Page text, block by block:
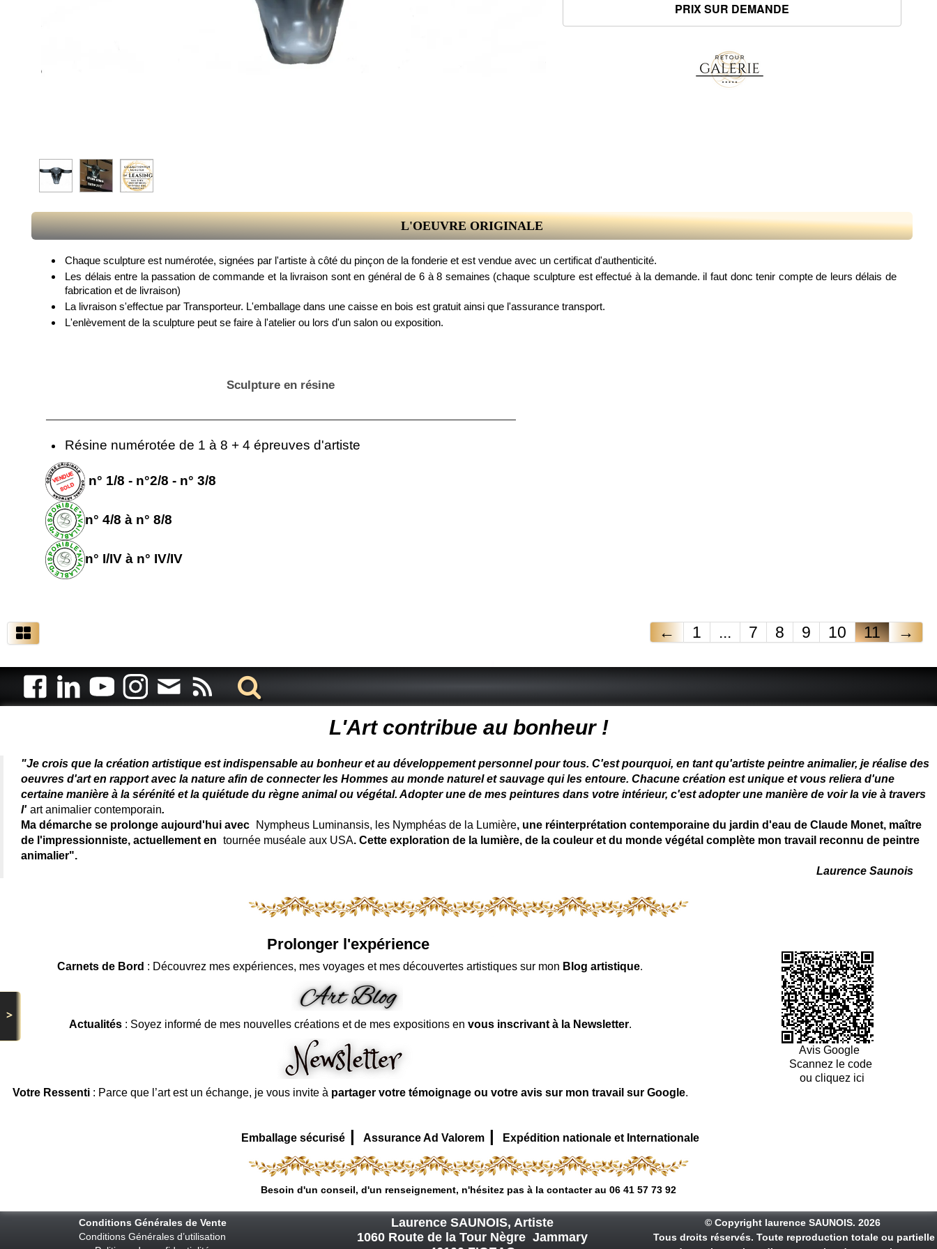
>
L'OEUVRE ORIGINALE
Chaque sculpture est numérotée, signées par l'artiste à côté du pinçon de la fonderie et est vendue avec un certificat d'authenticité.
Les délais entre la passation de commande et la livraison sont en général de 6 à 8 semaines (chaque sculpture est effectué à la demande. il faut donc tenir compte de leurs délais de
fabrication et de livraison)
La livraison s'effectue par Transporteur. L'emballage dans une caisse en bois est gratuit ainsi que l'assurance transport.
L'enlèvement de la sculpture peut se faire à l'atelier ou lors d'un salon ou exposition.
Sculpture en résine
Résine numérotée de 1 à 8 + 4 épreuves d'artiste
n° 1/8 - n°2/8 - n° 3/8
n° 4/8 à n° 8/8
n° I/IV à n° IV/IV
← 1 ... 7 8 9 10 11 →
L'Art contribue au bonheur !
"Je crois que la création artistique est indispensable au bonheur et au développement personnel pour tous. C'est pourquoi, en tant qu'artiste peintre animalier, je réalise des
oeuvres d'art en rapport avec la nature afin de connecter les Hommes au monde naturel et sauvage qui les entoure. Chacune création est unique et vous reliera d'une
certaine manière à la sérénité et la quiétude du règne animal ou végétal. Adopter une de mes peintures dans votre intérieur, c'est adopter une manière de voir la vie à travers
l' art animalier contemporain.
Ma démarche se prolonge aujourd'hui avec
Nympheus Luminansis, les Nymphéas de la Lumière, une réinterprétation contemporaine du jardin d'eau de Claude Monet, maître
de l'impressionniste, actuellement en tournée muséale aux USA. Cette exploration de la lumière, de la couleur et du monde végétal complète mon travail reconnu de peintre
animalier".
Laurence Saunois
Prolonger l'expérience
Carnets de Bord : Découvrez mes expériences, mes voyages et mes découvertes artistiques sur mon Blog artistique.
Actualités: Soyez informé de mes nouvelles créations et de mes expositions en vous inscrivant à la Newsletter.
Votre Ressenti: Parce que l’art est un échange, je vous invite à partager votre témoignage ou votre avis sur mon travail sur Google.
Avis Google
Scannez le code
ou cliquez ici
Emballage sécurisé | Assurance Ad Valorem | Expédition nationale et Internationale
Besoin d'un conseil, d'un renseignement, n'hésitez pas à la contacter au 06 41 57 73 92
Conditions Générales de Vente
Conditions Générales d’utilisation
Laurence SAUNOIS, Artiste
1060 Route de la Tour Nègre Jammary
© Copyright laurence SAUNOIS. 2026
Tous droits réservés. Toute reproduction totale ou partielle